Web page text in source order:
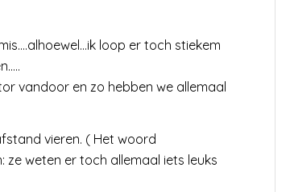
loop er toch stiekem
vandoor en zo hebben we allemaal
vieren. ( Het woord
ze weten er toch allemaal iets leuks